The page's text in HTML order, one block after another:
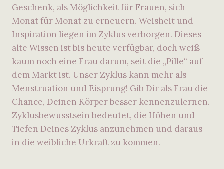
Geschenk, als Möglichkeit für Frauen, sich
Monat für Monat zu erneuern. Weisheit und
Inspiration liegen im Zyklus verborgen. Dieses
alte Wissen ist bis heute verfügbar, doch weiß
kaum noch eine Frau darum, seit die „Pille“ auf
dem Markt ist. Unser Zyklus kann mehr als
Menstruation und Eisprung! Gib Dir als Frau die
Chance, Deinen Körper besser kennenzulernen.
Zyklusbewusstsein bedeutet, die Höhen und
Tiefen Deines Zyklus anzunehmen und daraus
in die weibliche Urkraft zu kommen.